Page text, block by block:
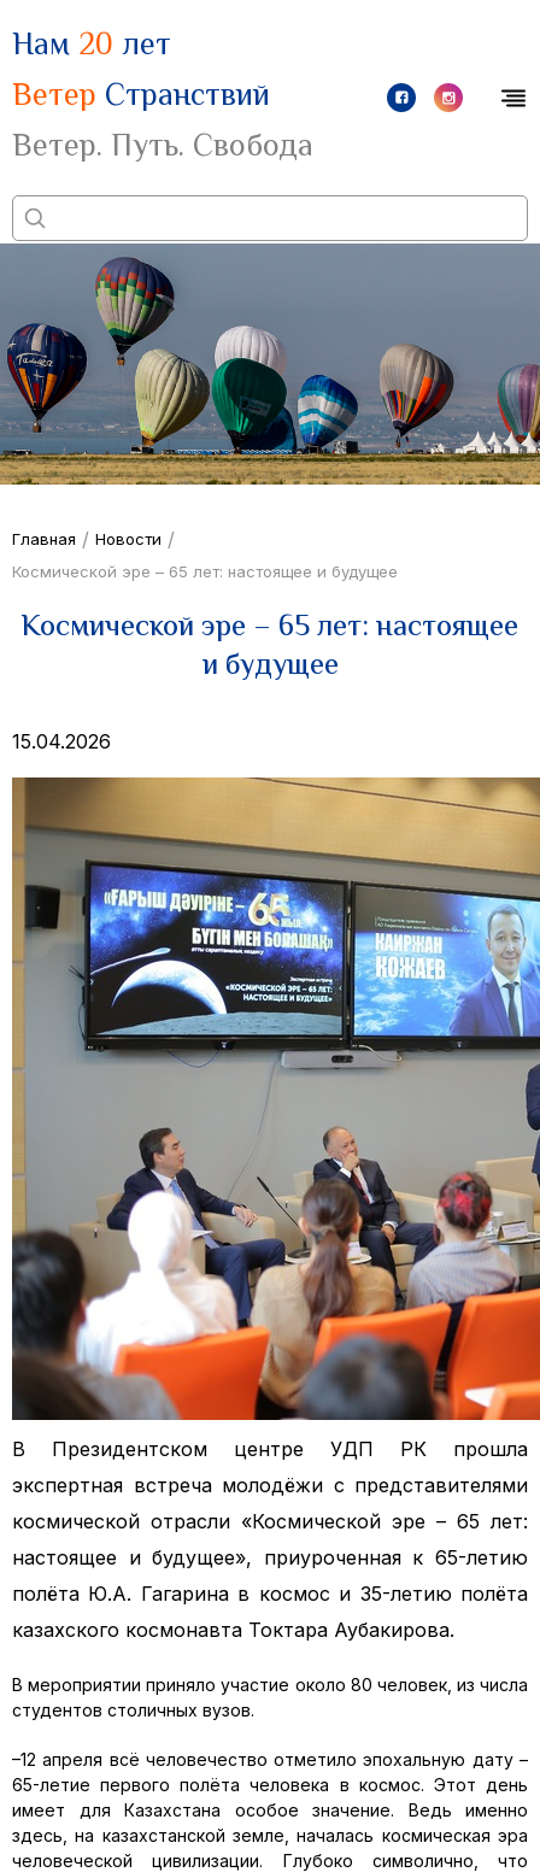
Нам 20 лет
Ветер Странствий
Ветер. Путь. Свобода
Главная / Новости /
Космической эре – 65 лет: настоящее и будущее
Космической эре – 65 лет: настоящее
и будущее
15.04.2026
В Президентском центре УДП РК прошла
экспертная встреча молодёжи с представителями
космической отрасли «Космической эре – 65 лет:
настоящее и будущее», приуроченная к 65-летию
полёта Ю.А. Гагарина в космос и 35-летию полёта
казахского космонавта Токтара Аубакирова.
В мероприятии приняло участие около 80 человек, из числа
студентов столичных вузов.
–12 апреля всё человечество отметило эпохальную дату –
65-летие первого полёта человека в космос. Этот день
имеет для Казахстана особое значение. Ведь именно
здесь, на казахстанской земле, началась космическая эра
человеческой цивилизации. Глубоко символично, что